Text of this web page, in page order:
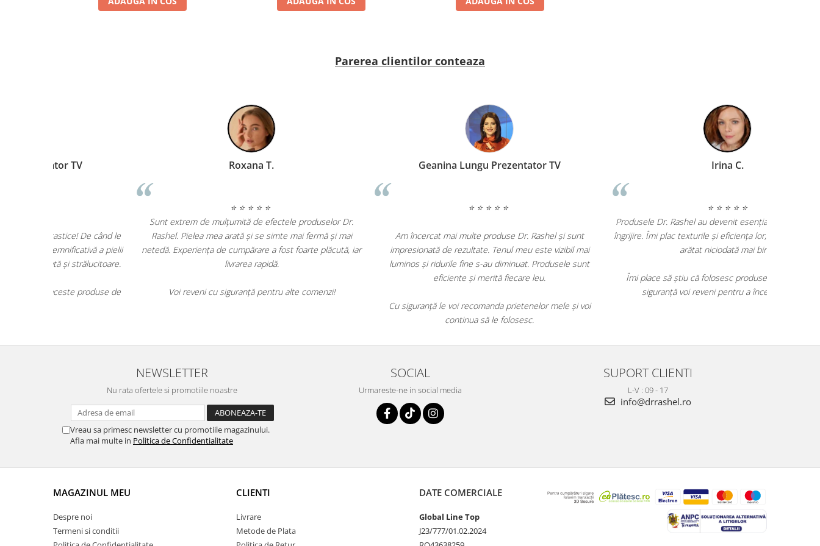
Parerea clientilor conteaza
Cristina Herea Prezentator TV
Produsele Dr. Rashel sunt absolut fantastice! De când le
folosesc, am observat o îmbunătățire semnificativă a pielii
mele, care este acum mult mai hidratată și strălucitoare.
Cu siguranță voi continua să comand aceste produse de
Roxana T.
Sunt extrem de mulțumită de efectele produselor Dr.
Rashel. Pielea mea arată și se simte mai fermă și mai
netedă. Experiența de cumpărare a fost foarte plăcută, iar
livrarea rapidă.
Voi reveni cu siguranță pentru alte comenzi!
Geanina Lungu Prezentator TV
Am încercat mai multe produse Dr. Rashel și sunt
impresionată de rezultate. Tenul meu este vizibil mai
luminos și ridurile fine s-au diminuat. Produsele sunt
eficiente și merită fiecare leu.
Cu siguranță le voi recomanda prietenelor mele și voi
NEWSLETTER
Nu rata ofertele si promotiile noastre
Vreau sa primesc newsletter cu promotiile magazinului.
Afla mai multe in Politica de Confidentialitate
SOCIAL
Urmareste-ne in social media
SUPORT CLIENTI
L-V : 09 - 17
info@drrashel.ro
MAGAZINUL MEU
Despre noi
Termeni si conditii
CLIENTI
Livrare
Metode de Plata
DATE COMERCIALE
Global Line Top
J23/777/01.02.2024